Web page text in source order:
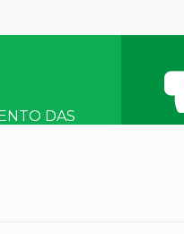
DAS